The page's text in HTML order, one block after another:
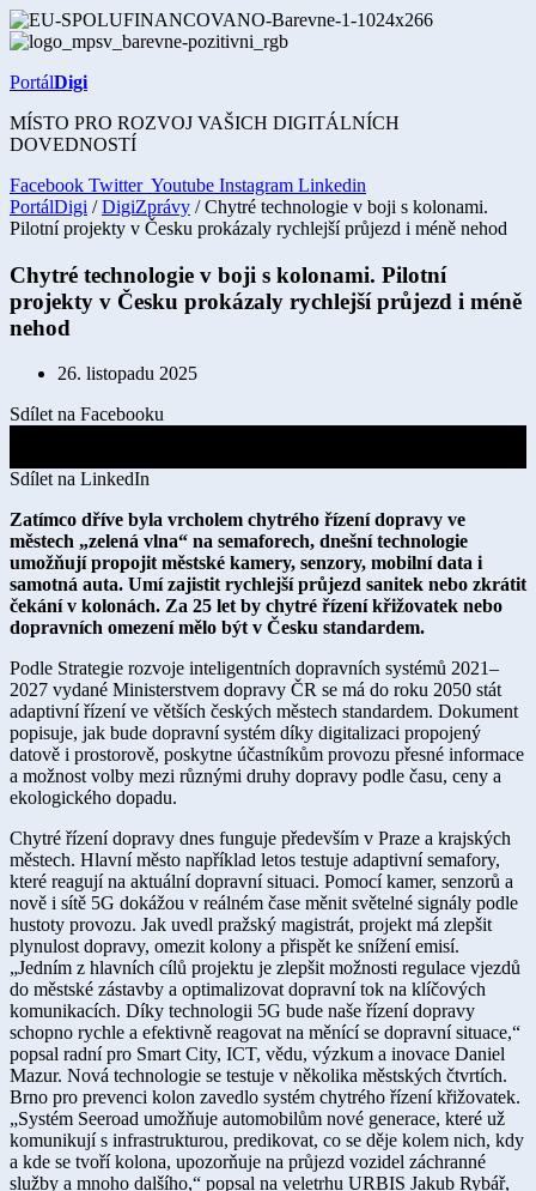
Přejít
k
PortálDigi
MÍSTO PRO ROZVOJ VAŠICH DIGITÁLNÍCH
DOVEDNOSTÍ
Facebook Twitter Youtube Instagram Linkedin
PortálDigi /DigiZprávy / Chytré technologie v boji s kolonami.
Pilotní projekty v Česku prokázaly rychlejší průjezd i méně nehod
Chytré technologie v boji s kolonami. Pilotní
projekty v Česku prokázaly rychlejší průjezd i méně
nehod
26. listopadu 2025
Sdílet na Facebooku
Sdílet na LinkedIn
Zatímco dříve byla vrcholem chytrého řízení dopravy ve
městech „zelená vlna“ na semaforech, dnešní technologie
umožňují propojit městské kamery, senzory, mobilní data i
samotná auta. Umí zajistit rychlejší průjezd sanitek nebo zkrátit
čekání v kolonách. Za 25 let by chytré řízení křižovatek nebo
dopravních omezení mělo být v Česku standardem.
Podle Strategie rozvoje inteligentních dopravních systémů 2021–
2027 vydané Ministerstvem dopravy ČR se má do roku 2050 stát
adaptivní řízení ve větších českých městech standardem. Dokument
popisuje, jak bude dopravní systém díky digitalizaci propojený
datově i prostorově, poskytne účastníkům provozu přesné informace
a možnost volby mezi různými druhy dopravy podle času, ceny a
ekologického dopadu.
Chytré řízení dopravy dnes funguje především v Praze a krajských
městech. Hlavní město například letos testuje adaptivní semafory,
které reagují na aktuální dopravní situaci. Pomocí kamer, senzorů a
nově i sítě 5G dokážou v reálném čase měnit světelné signály podle
hustoty provozu. Jak uvedl pražský magistrát, projekt má zlepšit
plynulost dopravy, omezit kolony a přispět ke snížení emisí.
„Jedním z hlavních cílů projektu je zlepšit možnosti regulace vjezdů
do městské zástavby a optimalizovat dopravní tok na klíčových
komunikacích. Díky technologii 5G bude naše řízení dopravy
schopno rychle a efektivně reagovat na měnící se dopravní situace,“
popsal radní pro Smart City, ICT, vědu, výzkum a inovace Daniel
Mazur. Nová technologie se testuje v několika městských čtvrtích.
Brno pro prevenci kolon zavedlo systém chytrého řízení křižovatek.
„Systém Seeroad umožňuje automobilům nové generace, které už
komunikují s infrastrukturou, predikovat, co se děje kolem nich, kdy
a kde se tvoří kolona, upozorňuje na průjezd vozidel záchranné
služby a mnoho dalšího,“ popsal na veletrhu URBIS Jakub Rybář,